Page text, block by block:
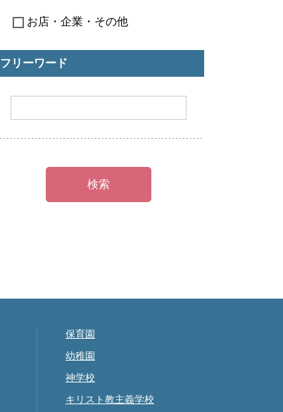
お店・企業・その他
フリーワード
保育園
幼稚園
神学校
キリスト教主義学校